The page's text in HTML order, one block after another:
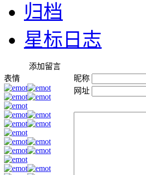
归档
星标日志
添加留言
表情
昵称
网址